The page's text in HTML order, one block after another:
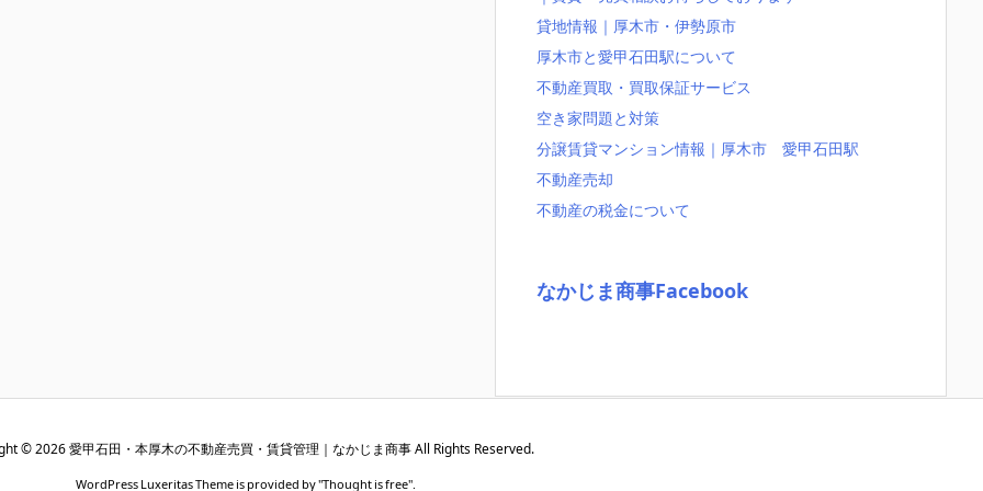
貸地情報｜厚木市・伊勢原市
厚木市と愛甲石田駅について
不動産買取・買取保証サービス
空き家問題と対策
分譲賃貸マンション情報｜厚木市 愛甲石田駅
不動産売却
不動産の税金について
なかじま商事Facebook
©2026 愛甲石田・本厚木の不動産売買・賃貸管理｜なかじま商事All Rights Reserved.
WordPress Luxeritas Theme is provided by "Thought is free".